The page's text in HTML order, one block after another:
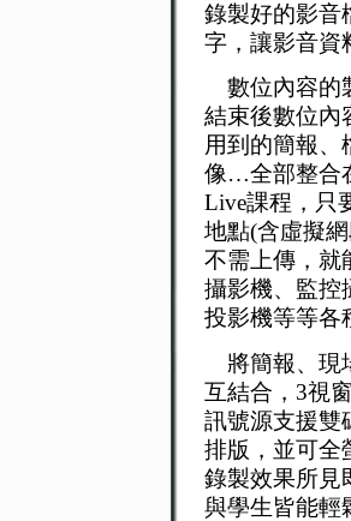
錄製好的影音
字，讓影音資
數位內容的
結束後數位內
用到的簡報、
像…全部整合
Live課程，只
地點(含虛擬
不需上傳，就
攝影機、監控
投影機等等各
將簡報、現
互結合，3視
訊號源支援雙
排版，並可全
錄製效果所見
與學生皆能輕